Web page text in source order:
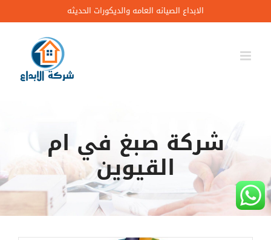
to
content
الابداع الصيانه العامه والديكورات الحديثه
شركة صبغ في ام
القيوين